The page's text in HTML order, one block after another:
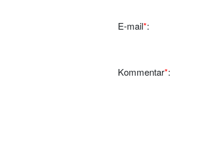
E-mail*:
Kommentar*: